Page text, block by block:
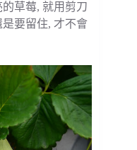
草莓, 就用剪刀
要留住, 才不會